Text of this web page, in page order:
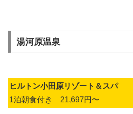
湯河原温泉
ヒルトン小田原リゾート＆スパ
1泊朝食付き 21,697円〜